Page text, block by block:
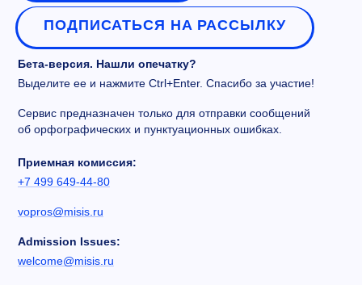
ПОДПИСАТЬСЯ НА РАССЫЛКУ
Бета-версия. Нашли опечатку?
Выделите ее и нажмите Ctrl+Enter. Спасибо за участие!
Сервис предназначен только для отправки сообщений
об орфографических и пунктуационных ошибках.
Приемная комиссия:
+7 499 649-44-80
vopros@misis.ru
Admission Issues:
welcome@misis.ru